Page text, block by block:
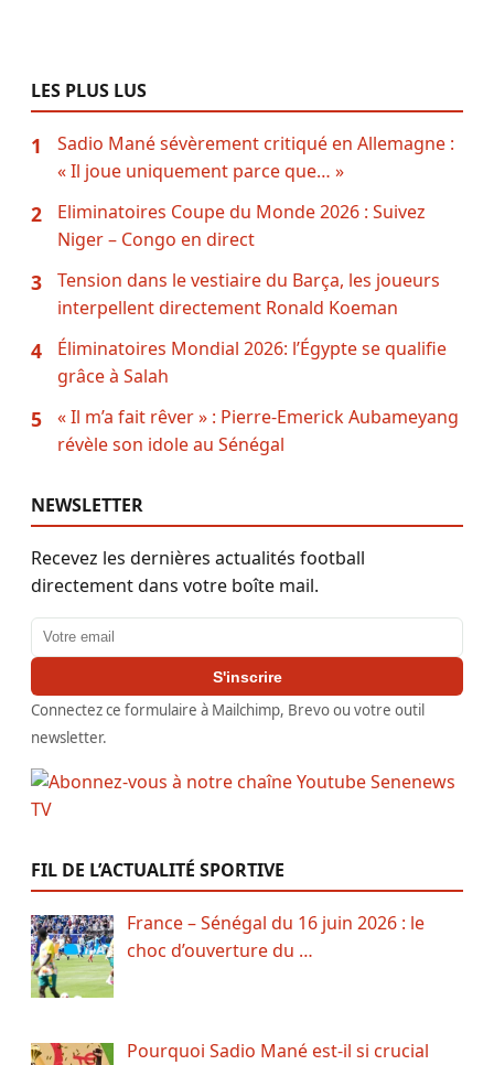
LES PLUS LUS
1
Sadio Mané sévèrement critiqué en Allemagne :
« Il joue uniquement parce que… »
2
Eliminatoires Coupe du Monde 2026 : Suivez
Niger – Congo en direct
3
Tension dans le vestiaire du Barça, les joueurs
interpellent directement Ronald Koeman
4
Éliminatoires Mondial 2026: l’Égypte se qualifie
grâce à Salah
5
« Il m’a fait rêver » : Pierre-Emerick Aubameyang
révèle son idole au Sénégal
NEWSLETTER
Recevez les dernières actualités football
directement dans votre boîte mail.
Adresse email
S'inscrire
Connectez ce formulaire à Mailchimp, Brevo ou votre outil
newsletter.
FIL DE L’ACTUALITÉ SPORTIVE
France – Sénégal du 16 juin 2026 : le
choc d’ouverture du …
Pourquoi Sadio Mané est-il si crucial